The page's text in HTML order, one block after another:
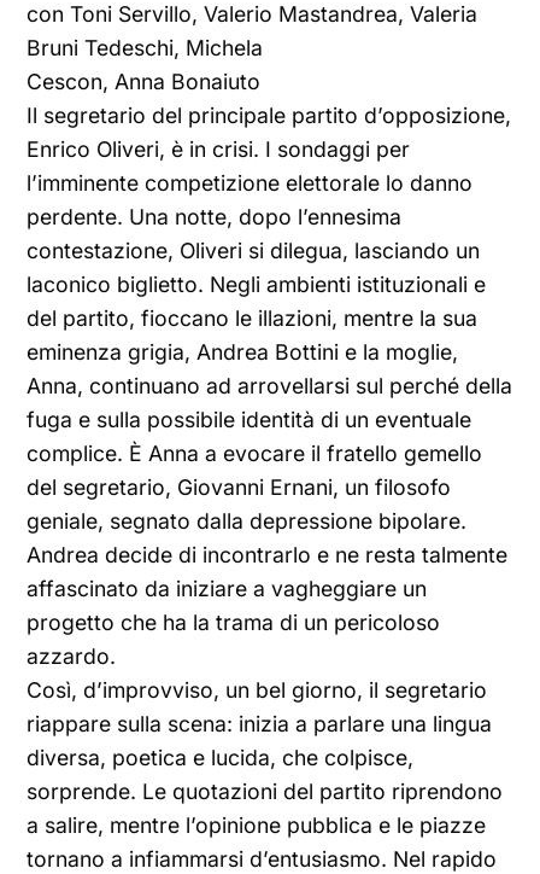
con Toni Servillo, Valerio Mastandrea, Valeria
Bruni Tedeschi, Michela
Cescon, Anna Bonaiuto
Il segretario del principale partito d’opposizione,
Enrico Oliveri, è in crisi. I sondaggi per
l’imminente competizione elettorale lo danno
perdente. Una notte, dopo l’ennesima
contestazione, Oliveri si dilegua, lasciando un
laconico biglietto. Negli ambienti istituzionali e
del partito, fioccano le illazioni, mentre la sua
eminenza grigia, Andrea Bottini e la moglie,
Anna, continuano ad arrovellarsi sul perché della
fuga e sulla possibile identità di un eventuale
complice. È Anna a evocare il fratello gemello
del segretario, Giovanni Ernani, un filosofo
geniale, segnato dalla depressione bipolare.
Andrea decide di incontrarlo e ne resta talmente
affascinato da iniziare a vagheggiare un
progetto che ha la trama di un pericoloso
azzardo.
Così, d’improvviso, un bel giorno, il segretario
riappare sulla scena: inizia a parlare una lingua
diversa, poetica e lucida, che colpisce,
sorprende. Le quotazioni del partito riprendono
a salire, mentre l’opinione pubblica e le piazze
tornano a infiammarsi d’entusiasmo. Nel rapido